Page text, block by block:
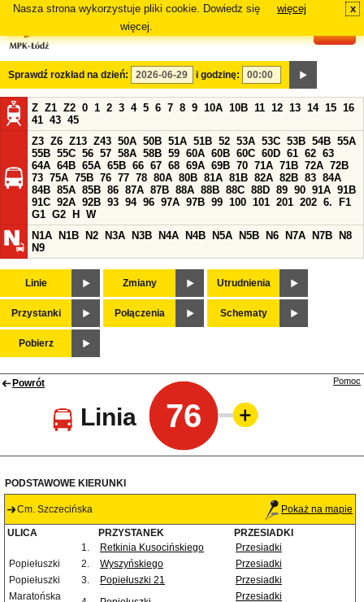
Nasza strona wykorzystuje pliki cookie. Dowiedz się
więcej.
więcej x
Sprawdź rozkład na dzień: i godzinę:
Z Z1 Z2 0 1 2 3 4 5 6 7 8 9 10A 10B 11 12 13 14 15 16
41 43 45
Z3 Z6 Z13 Z43 50A 50B 51A 51B 52 53A 53C 53B 54B 55A
55B 55C 56 57 58A 58B 59 60A 60B 60C 60D 61 62 63
64A 64B 65A 65B 66 67 68 69A 69B 70 71A 71B 72A 72B
73 75A 75B 76 77 78 80A 80B 81A 81B 82A 82B 83 84A
84B 85A 85B 86 87A 87B 88A 88B 88C 88D 89 90 91A 91B
91C 92A 92B 93 94 96 97A 97B 99 100 101 201 202 6.
F1
G1 G2 H
W
N1A
N1B N2 N3A N3B N4A N4B N5A N5B N6 N7A N7B
N8
N9
Linie Zmiany Utrudnienia
Przystanki Połączenia Schematy
Pobierz
Powrót
Linia 76
Pomoc
PODSTAWOWE KIERUNKI
Cm. Szczecińska Pokaż na mapie
ULICA PRZYSTANEK
PRZESIADKI
1.
Retkinia Kusocińskiego
Przesiadki
Popiełuszki
2. Wyszyńskiego
Przesiadki
Popiełuszki
3. Popiełuszki 21
Przesiadki
Maratońska
Przesiadki